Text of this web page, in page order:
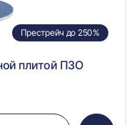
Престрейч до 250%
плитой ПЗО